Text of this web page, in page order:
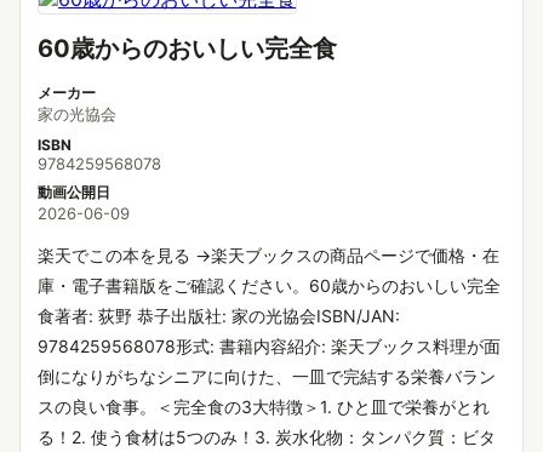
60歳からのおいしい完全食
メーカー
家の光協会
ISBN
9784259568078
動画公開日
2026-06-09
楽天でこの本を見る →楽天ブックスの商品ページで価格・在
庫・電子書籍版をご確認ください。60歳からのおいしい完全
食著者: 荻野 恭子出版社: 家の光協会ISBN/JAN:
9784259568078形式: 書籍内容紹介: 楽天ブックス料理が面
倒になりがちなシニアに向けた、一皿で完結する栄養バラン
スの良い食事。＜完全食の3大特徴＞1. ひと皿で栄養がとれ
る！2. 使う食材は5つのみ！3. 炭水化物：タンパク質：ビタ